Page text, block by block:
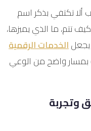
تكتفي بذكر اسم
تتم، ما الذي يميزها،
يجعلالخدمات الرقمية
بمسار واضح من الوعي
وتجربة